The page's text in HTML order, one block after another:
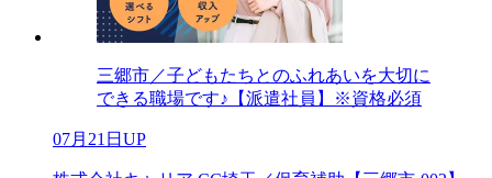
三郷市／子どもたちとのふれあいを大切に
できる職場です♪【派遣社員】※資格必須
07月21日UP